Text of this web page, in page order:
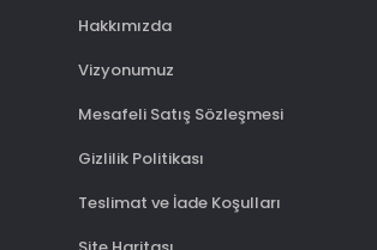
Hakkımızda
Vizyonumuz
Mesafeli Satış Sözleşmesi
Gizlilik Politikası
Teslimat ve İade Koşulları